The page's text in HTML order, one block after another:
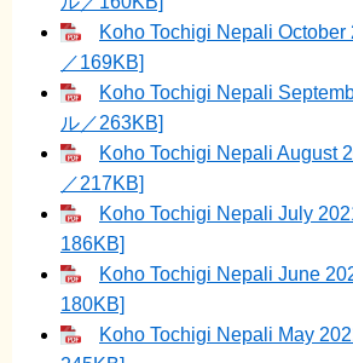
Koho Tochigi Nepali
／169KB]
Koho Tochigi Nepali
ル／263KB]
Koho Tochigi Nepali August
／217KB]
Koho Tochigi Nepali July
186KB]
Koho Tochigi Nepali June
180KB]
Koho Tochigi Nepali May